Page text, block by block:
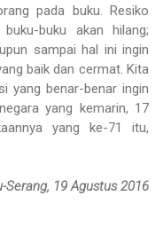
pada buku. Resiko
buku akan hilang;
sampai hal ini ingin
baik dan cermat. Kita
yang benar-benar ingin
yang kemarin, 17
yang ke-71 itu,
Serang, 19 Agustus 2016